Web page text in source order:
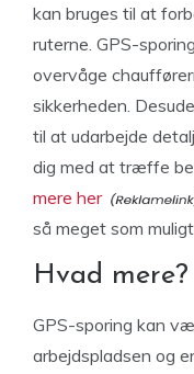
kan bruges til at
ruterne. GPS-
overvåge
sikkerheden.
til at udarbejde
dig med at træffe
mere her
så meget som
Hvad mere?
GPS-sporing kan
arbejdspladsen og